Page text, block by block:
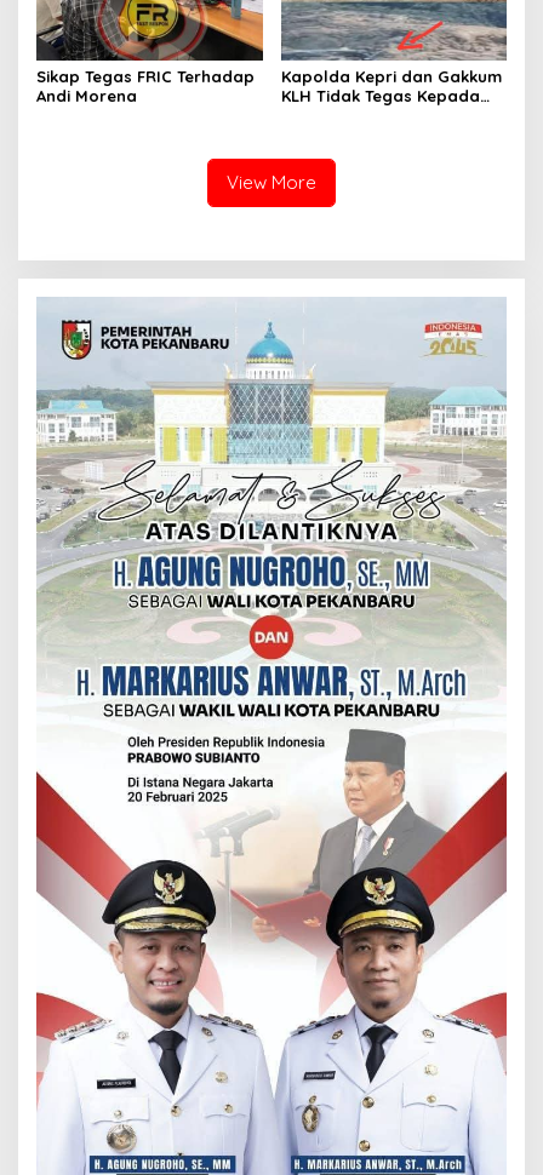
Sikap Tegas FRIC Terhadap
Andi Morena
Kapolda Kepri dan Gakkum
KLH Tidak Tegas Kepada
Teluk Mata Ikan
View More